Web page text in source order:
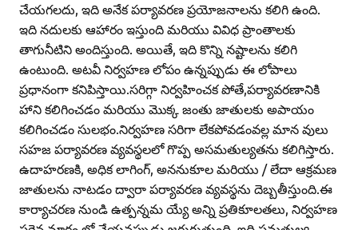
చేయగలదు, ఇది అనేక పర్యావరణ ప్రయోజనాలను కలిగి ఉంది.
ఇది నదులకు ఆహారం ఇస్తుంది మరియు వివిధ ప్రాంతాలకు
తాగునీటిని అందిస్తుంది. అయితే, ఇది కొన్ని నష్టాలను కలిగి
ఉంటుంది. అటవీ నిర్వహణ లోపం ఉన్నప్పుడు ఈ లోపాలు
ప్రధానంగా కనిపిస్తాయి.సరిగ్గా నిర్వహించక పోతే,పర్యావరణానికి
హాని కలిగించడం మరియు మొక్క జంతు జాతులకు అపాయం
కలిగించడం సులభం.నిర్వహణ సరిగా లేకపోవడంవల్ల మాన వులు
సహజ పర్యావరణ వ్యవస్థలలో గొప్ప అసమతుల్యతను కలిగిస్తారు.
ఉదాహరణకి, అధిక లాగింగ్‌, అననుకూల మరియు / లేదా ఆక్రమణ
జాతులను నాటడం ద్వారా పర్యావరణ వ్యవస్థను దెబ్బతీస్తుంది.ఈ
కార్యాచరణ నుండి ఉత్పన్నమ య్యే అన్ని ప్రతికూలతలు, నిర్వహణ